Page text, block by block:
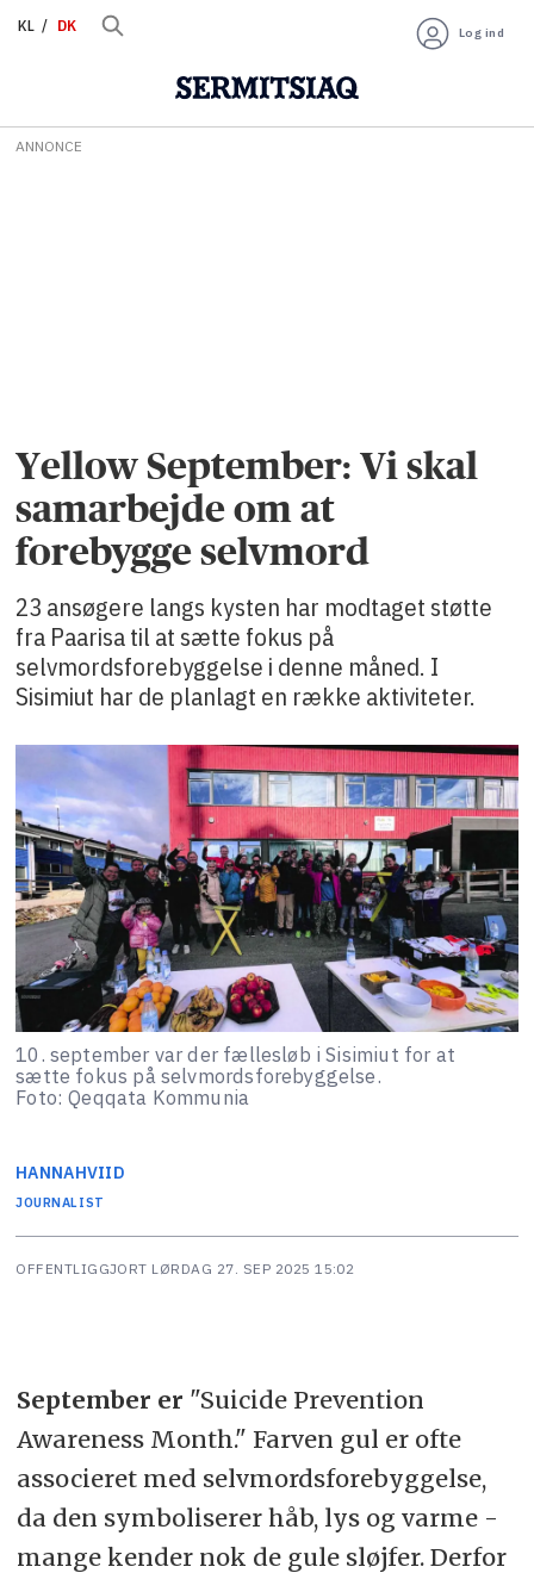
KL DK Log ind
ANNONCE
Yellow September: Vi skal
samarbejde om at
forebygge selvmord
23 ansøgere langs kysten har modtaget støtte
fra Paarisa til at sætte fokus på
selvmordsforebyggelse i denne måned. I
Sisimiut har de planlagt en række aktiviteter.
10. september var der fællesløb i Sisimiut for at
sætte fokus på selvmordsforebyggelse.
Foto: Qeqqata Kommunia
HANNAHVIID
JOURNALIST
OFFENTLIGGJORT LØRDAG 27. SEP 2025 15:02
September er "Suicide Prevention
Awareness Month." Farven gul er ofte
associeret med selvmordsforebyggelse,
da den symboliserer håb, lys og varme -
mange kender nok de gule sløjfer. Derfor